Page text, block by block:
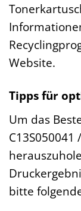
Website.
Tipps für
Um das
C13S050041
bitte